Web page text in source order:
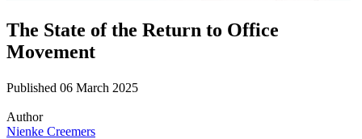
The State of the Return to Office
Movement
Published 06 March 2025
Author
Nienke Creemers